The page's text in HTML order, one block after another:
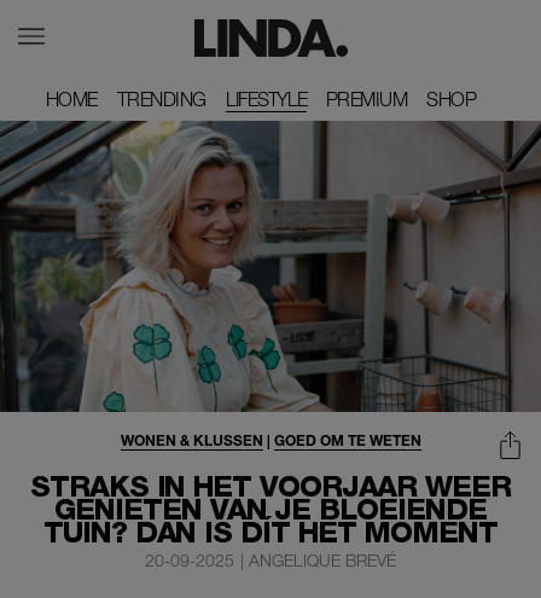
HOME
HOME TRENDING
TRENDING LIFESTYLE PREMIUM
PREMIUM SHOP
SHOP
STRAKS IN HET VOORJAAR WEER
GENIETEN VAN JE BLOEIENDE
TUIN? DAN IS DÍT HET MOMENT
WONEN & KLUSSEN | GOED OM TE WETEN
20-09-2025 | ANGELIQUE BREVÉ